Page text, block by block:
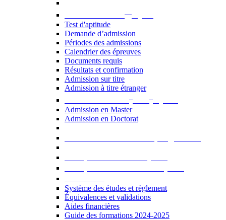
Test d'aptitude
Demande d’admission
Périodes des admissions
Calendrier des épreuves
Documents requis
Résultats et confirmation
Admission sur titre
Admission à titre étranger
Admission en Master
Admission en Doctorat
Système des études et règlement
Équivalences et validations
Aides financières
Guide des formations 2024-2025